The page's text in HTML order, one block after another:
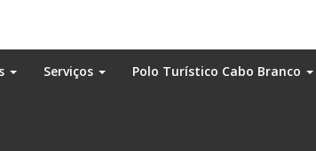
Serviços Polo Turístico Cabo Branco